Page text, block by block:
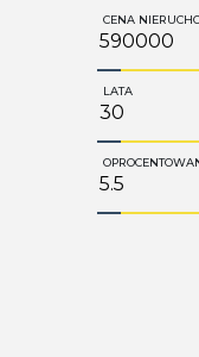
CENA
LATA